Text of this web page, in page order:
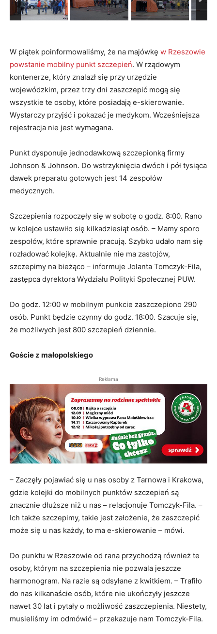
W piątek poinformowaliśmy, że na majówkę w Rzeszowie
powstanie mobilny punkt szczepień. W rządowym
kontenerze, który znalazł się przy urzędzie
wojewódzkim, przez trzy dni zaszczepić mogą się
wszystkie te osoby, które posiadają e-skierowanie.
Wystarczy przyjść i pokazać je medykom. Wcześniejsza
rejestracja nie jest wymagana.
Punkt dysponuje jednodawkową szczepionką firmy
Johnson & Johnson. Do wstrzyknięcia dwóch i pół tysiąca
dawek preparatu gotowych jest 14 zespołów
medycznych.
Szczepienia rozpoczęły się w sobotę o godz. 8:00. Rano
w kolejce ustawiło się kilkadziesiąt osób. – Mamy sporo
zespołów, które sprawnie pracują. Szybko udało nam się
rozładować kolejkę. Aktualnie nie ma zastojów,
szczepimy na bieżąco – informuje Jolanta Tomczyk-Fila,
zastępca dyrektora Wydziału Polityki Społecznej PUW.
Do godz. 12:00 w mobilnym punkcie zaszczepiono 290
osób. Punkt będzie czynny do godz. 18:00. Szacuje się,
że możliwych jest 800 szczepień dziennie.
Goście z małopolskiego
Reklama
– Zaczęły pojawiać się u nas osoby z Tarnowa i Krakowa,
gdzie kolejki do mobilnych punktów szczepień są
znacznie dłuższe niż u nas – relacjonuje Tomczyk-Fila. –
Ich także szczepimy, takie jest założenie, że zaszczepić
może się u nas każdy, to ma e-skierowanie – mówi.
Do punktu w Rzeszowie od rana przychodzą również te
osoby, którym na szczepienia nie pozwala jeszcze
harmonogram. Na razie są odsyłane z kwitkiem. – Trafiło
do nas kilkanaście osób, które nie ukończyły jeszcze
nawet 30 lat i pytały o możliwość zaszczepienia. Niestety,
musieliśmy im odmówić – przekazuje nam Tomczyk-Fila.